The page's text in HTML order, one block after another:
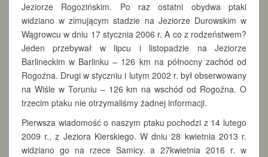
Jeziorze Rogozińskim. Po raz ostatni obydwa ptaki
widziano w zimującym stadzie na Jeziorze Durowskim w
Wągrowcu w dniu 17 stycznia 2006 r. A co z rodzeństwem?
Jeden przebywał w lipcu i listopadzie na Jeziorze
Barlineckim w Barlinku – 126 km na północny zachód od
Rogoźna. Drugi w styczniu i lutym 2002 r. był obserwowany
na Wiśle w Toruniu – 126 km na wschód od Rogoźna. O
trzecim ptaku nie otrzymaliśmy żadnej informacji.
Pierwsza wiadomość o naszym ptaku pochodzi z 14 lutego
2009 r., z Jeziora Kierskiego. W dniu 28 kwietnia 2013 r.
widziano go na rzece Samicy. a 27kwietnia 2016 r. w